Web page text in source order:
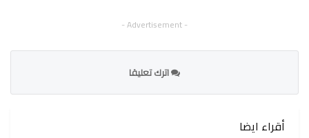
- Advertisement -
اترك تعليقا
أقراء ايضا